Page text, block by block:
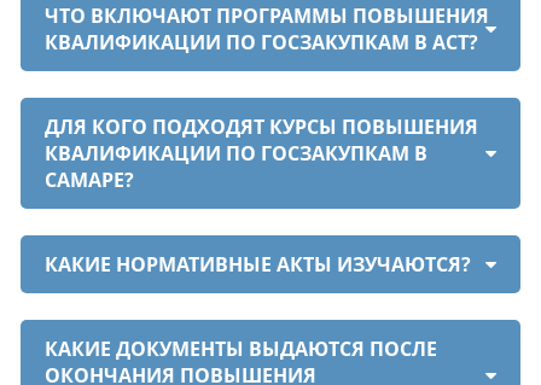
ЧТО ВКЛЮЧАЮТ ПРОГРАММЫ ПОВЫШЕНИЯ
КВАЛИФИКАЦИИ ПО ГОСЗАКУПКАМ В АСТ?
ДЛЯ КОГО ПОДХОДЯТ КУРСЫ ПОВЫШЕНИЯ
КВАЛИФИКАЦИИ ПО ГОСЗАКУПКАМ В
САМАРЕ?
КАКИЕ НОРМАТИВНЫЕ АКТЫ ИЗУЧАЮТСЯ?
КАКИЕ ДОКУМЕНТЫ ВЫДАЮТСЯ ПОСЛЕ
ОКОНЧАНИЯ ПОВЫШЕНИЯ